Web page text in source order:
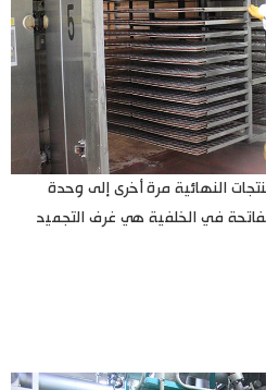
النهائية مرة أخرى إلى وحدة
الفاتحة في الخلفية هي غرف التجميد